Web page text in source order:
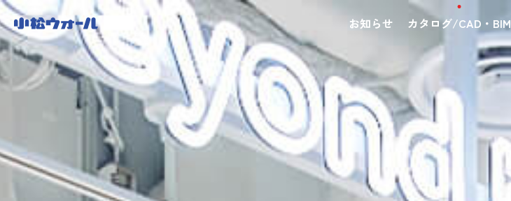
お知らせ カタログ/CAD・BIM